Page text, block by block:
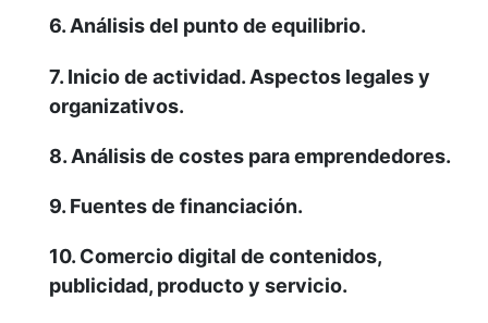
6. Análisis del punto de equilibrio.
7. Inicio de actividad. Aspectos legales y
organizativos.
8. Análisis de costes para emprendedores.
9. Fuentes de financiación.
10. Comercio digital de contenidos,
publicidad, producto y servicio.